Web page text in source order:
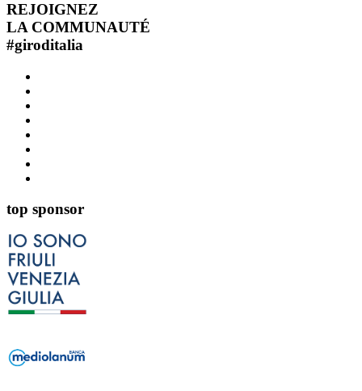
REJOIGNEZ
LA COMMUNAUTÉ
#giroditalia
top sponsor